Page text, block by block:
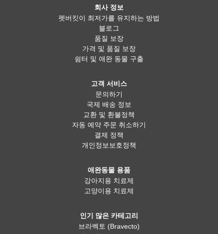
회사 정보
펫버킷이 최저가를 유지하는 방법
블로그
품질 보장
가격 및 품질 보장
쉼터 및 애완 동물 구출
고객 서비스
문의하기
국제 배송 정보
교환 및 환불정책
자동 예약 주문 취소하기
결제 정책
개인정보보호정책
애완동물 용품
강아지용 치료제
고양이용 치료제
인기 많은 카테고리
브라벡토 (Bravecto)